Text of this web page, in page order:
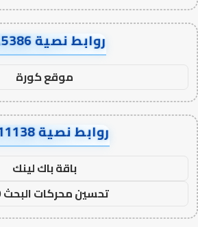
روابط نصية AA5386
موقع كورة
روابط نصية AA11138
باقة باك لينك
تحسين محركات البحث SEO